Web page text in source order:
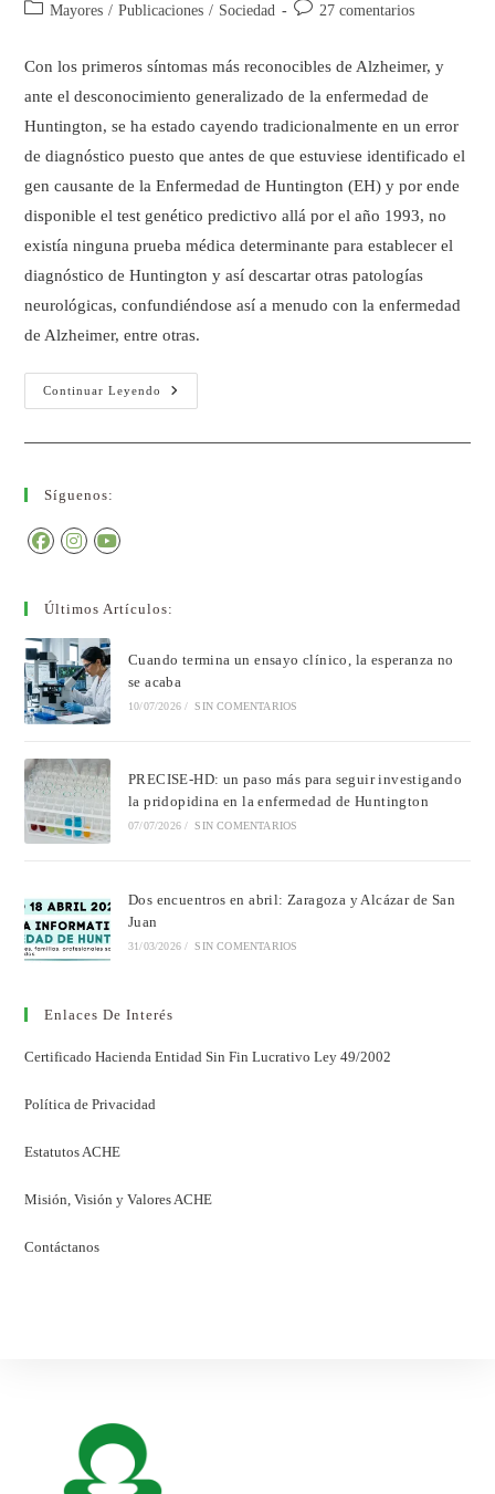
Mayores / Publicaciones / Sociedad 27 comentarios
Con los primeros síntomas más reconocibles de Alzheimer, y
ante el desconocimiento generalizado de la enfermedad de
Huntington, se ha estado cayendo tradicionalmente en un error
de diagnóstico puesto que antes de que estuviese identificado el
gen causante de la Enfermedad de Huntington (EH) y por ende
disponible el test genético predictivo allá por el año 1993, no
existía ninguna prueba médica determinante para establecer el
diagnóstico de Huntington y así descartar otras patologías
neurológicas, confundiéndose así a menudo con la enfermedad
de Alzheimer, entre otras.
Continuar Leyendo
Síguenos:
Últimos Artículos:
Cuando termina un ensayo clínico, la esperanza no
se acaba
10/07/2026 / SIN COMENTARIOS
PRECISE-HD: un paso más para seguir investigando
la pridopidina en la enfermedad de Huntington
07/07/2026 / SIN COMENTARIOS
Dos encuentros en abril: Zaragoza y Alcázar de San
Juan
31/03/2026 / SIN COMENTARIOS
Enlaces De Interés
Certificado Hacienda Entidad Sin Fin Lucrativo Ley 49/2002
Política de Privacidad
Estatutos ACHE
Misión, Visión y Valores ACHE
Contáctanos